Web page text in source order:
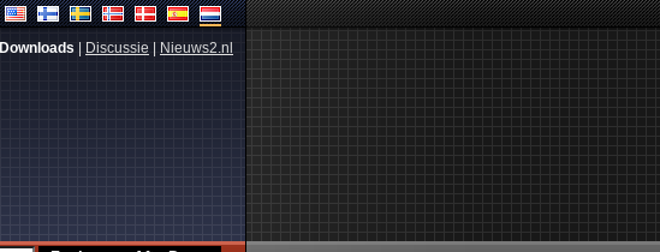
Downloads Discussie Nieuws2.nl